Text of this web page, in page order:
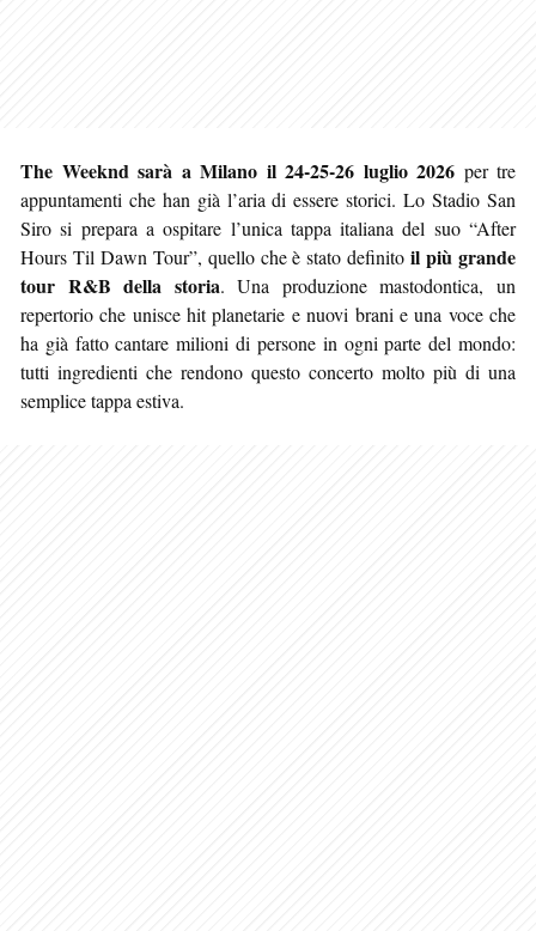
The Weeknd sarà a Milano il 24-25-26 luglio 2026 per tre
appuntamenti che han già l’aria di essere storici. Lo Stadio San
Siro si prepara a ospitare l’unica tappa italiana del suo “After
Hours Til Dawn Tour”, quello che è stato definitoil più grande
tour R&B della storia. Una produzione mastodontica, un
repertorio che unisce hit planetarie e nuovi brani e una voce che
ha già fatto cantare milioni di persone in ogni parte del mondo:
tutti ingredienti che rendono questo concerto molto più di una
semplice tappa estiva.